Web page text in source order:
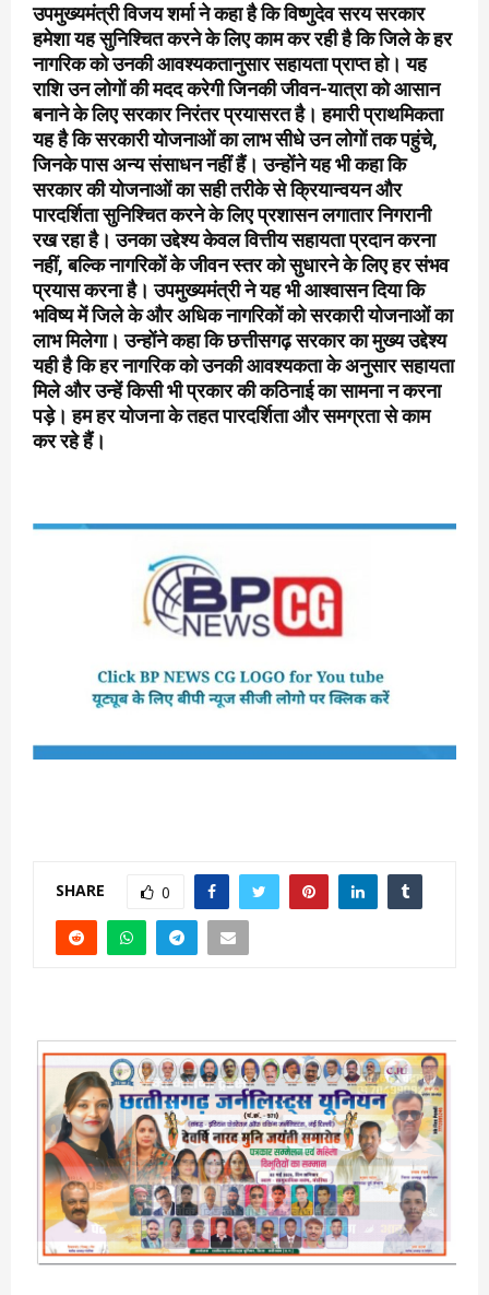
उपमुख्यमंत्री विजय शर्मा ने कहा है कि विष्णुदेव सरय सरकार
हमेशा यह सुनिश्चित करने के लिए काम कर रही है कि जिले के हर
नागरिक को उनकी आवश्यकतानुसार सहायता प्राप्त हो। यह
राशि उन लोगों की मदद करेगी जिनकी जीवन-यात्रा को आसान
बनाने के लिए सरकार निरंतर प्रयासरत है। हमारी प्राथमिकता
यह है कि सरकारी योजनाओं का लाभ सीधे उन लोगों तक पहुंचे,
जिनके पास अन्य संसाधन नहीं हैं। उन्होंने यह भी कहा कि
सरकार की योजनाओं का सही तरीके से क्रियान्वयन और
पारदर्शिता सुनिश्चित करने के लिए प्रशासन लगातार निगरानी
रख रहा है। उनका उद्देश्य केवल वित्तीय सहायता प्रदान करना
नहीं, बल्कि नागरिकों के जीवन स्तर को सुधारने के लिए हर संभव
प्रयास करना है। उपमुख्यमंत्री ने यह भी आश्वासन दिया कि
भविष्य में जिले के और अधिक नागरिकों को सरकारी योजनाओं का
लाभ मिलेगा। उन्होंने कहा कि छत्तीसगढ़ सरकार का मुख्य उद्देश्य
यही है कि हर नागरिक को उनकी आवश्यकता के अनुसार सहायता
मिले और उन्हें किसी भी प्रकार की कठिनाई का सामना न करना
पड़े। हम हर योजना के तहत पारदर्शिता और समग्रता से काम
कर रहे हैं।
SHARE 0